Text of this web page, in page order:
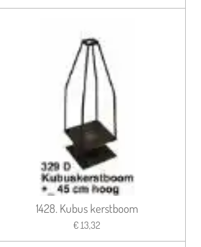
1428. Kubus kerstboom
€ 13,32